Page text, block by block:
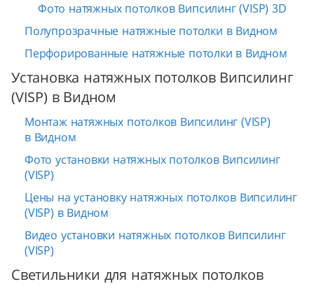
Фото натяжных потолков Випсилинг (VISP) 3D
Полупрозрачные натяжные потолки в Видном
Перфорированные натяжные потолки в Видном
Установка натяжных потолков Випсилинг
(VISP) в Видном
Монтаж натяжных потолков Випсилинг (VISP)
в Видном
Фото установки натяжных потолков Випсилинг
(VISP)
Цены на установку натяжных потолков Випсилинг
(VISP) в Видном
Видео установки натяжных потолков Випсилинг
(VISP)
Светильники для натяжных потолков